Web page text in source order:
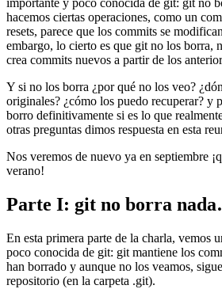
importante y poco conocida de git: git no
hacemos ciertas operaciones, como un
resets, parece que los commits se
embargo, lo cierto es que git no los borra,
crea commits nuevos a partir de los
Y si no los borra ¿por qué no los veo?
originales? ¿cómo los puedo recuperar? y
borro definitivamente si es lo que
otras preguntas dimos respuesta en esta
Nos veremos de nuevo ya en septiembre
verano!
Parte I: git no borra
En esta primera parte de la charla, vemos
poco conocida de git: git mantiene los
han borrado y aunque no los veamos,
repositorio (en la carpeta .git).